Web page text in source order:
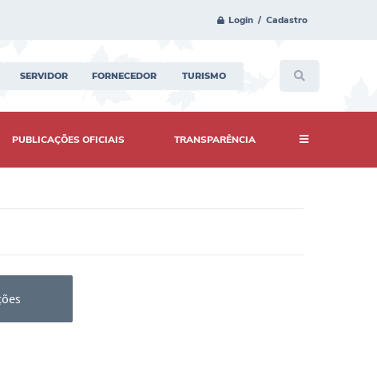
Login / Cadastro
SERVIDOR FORNECEDOR TURISMO
PUBLICAÇÕES OFICIAIS TRANSPARÊNCIA